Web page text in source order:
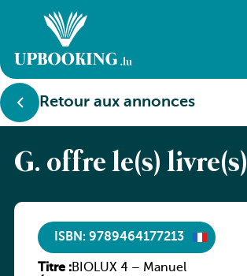
Retour aux annonces
G. offre le(s) livre(s)
ISBN: 9789464177213
Titre :BIOLUX 4 – Manuel